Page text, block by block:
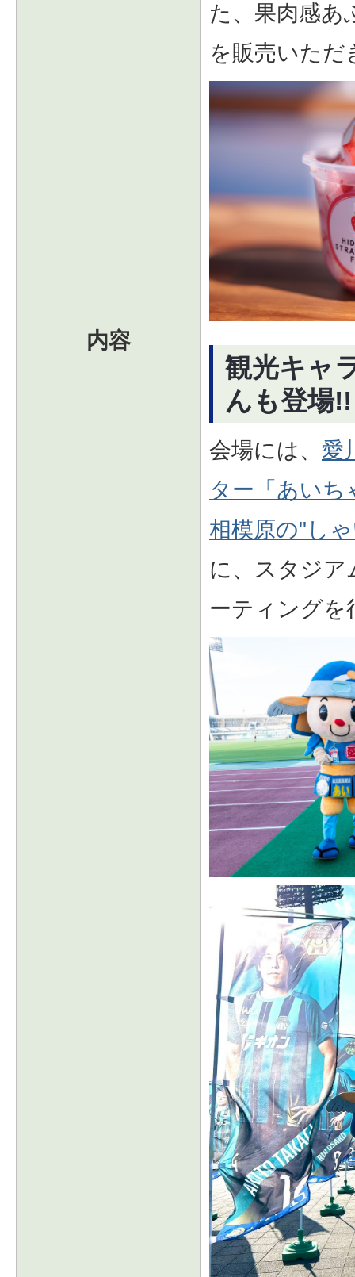
内容
た、果肉感あ
を販売いただ
観光キャ
んも登場!!
会場には、 愛
ター「あいち
相模原の"し
に、スタジア
ーティングを